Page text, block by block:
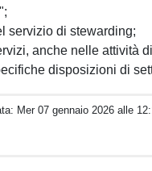
servizio di stewarding;
anche nelle attività
disposizioni di
Mer 07 gennaio 2026 alle